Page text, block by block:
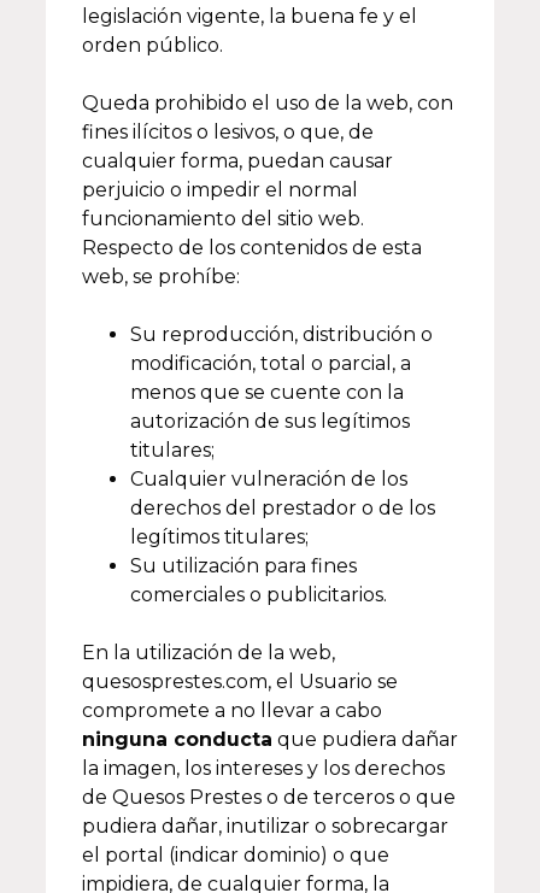
legislación vigente, la buena fe y el
orden público.
Queda prohibido el uso de la web, con
fines ilícitos o lesivos, o que, de
cualquier forma, puedan causar
perjuicio o impedir el normal
funcionamiento del sitio web.
Respecto de los contenidos de esta
web, se prohíbe:
Su reproducción, distribución o
modificación, total o parcial, a
menos que se cuente con la
autorización de sus legítimos
titulares;
Cualquier vulneración de los
derechos del prestador o de los
legítimos titulares;
Su utilización para fines
comerciales o publicitarios.
En la utilización de la web,
quesosprestes.com, el Usuario se
compromete a no llevar a cabo
ninguna conducta que pudiera dañar
la imagen, los intereses y los derechos
de Quesos Prestes o de terceros o que
pudiera dañar, inutilizar o sobrecargar
el portal (indicar dominio) o que
impidiera, de cualquier forma, la